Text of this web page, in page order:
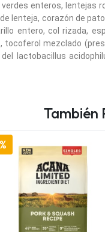
enteros, lentejas
lenteja, corazón de
entero, col rizada,
mezclado
lactobacillus